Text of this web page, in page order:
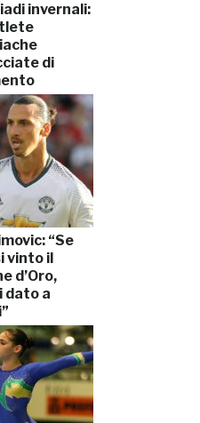
invernali:
di
“Se
vinto il
d’Oro,
dato a